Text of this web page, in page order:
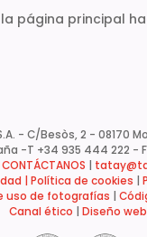
página principal
S.A. - C/Besòs, 2 - 08170
-T +34 935 444 222 -
CONTÁCTANOS
| Política de cookies
uso de fotografías
Canal ético
Diseño web